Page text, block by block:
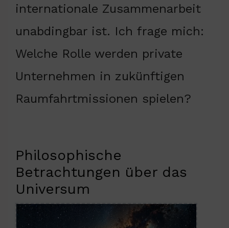
internationale Zusammenarbeit
unabdingbar ist. Ich frage mich:
Welche Rolle werden private
Unternehmen in zukünftigen
Raumfahrtmissionen spielen?
Philosophische
Betrachtungen über das
Universum